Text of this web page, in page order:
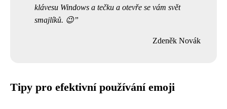
klávesu Windows a tečku a otevře se vám svět
smajlíků. 😉
Zdeněk Novák
Tipy pro efektivní používání emoji